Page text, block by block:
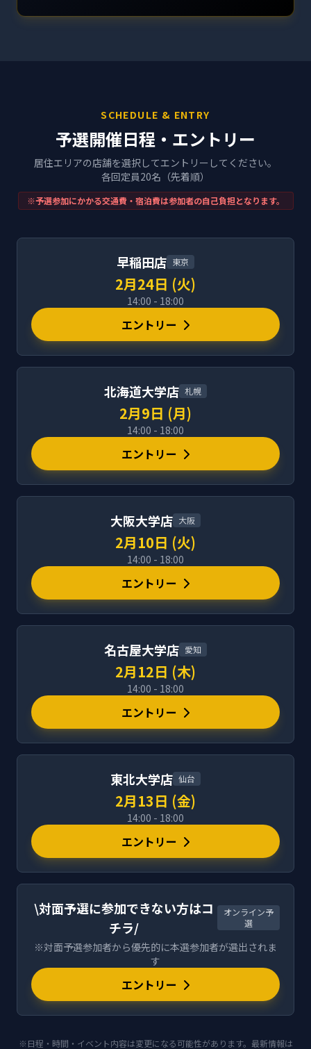
SCHEDULE & ENTRY
予選開催日程・エントリー
居住エリアの店舗を選択してエントリーしてください。
各回定員20名（先着順）
※予選参加にかかる交通費・宿泊費は参加者の自己負担となります。
早稲田店 東京
2月24日 (火)
14:00 - 18:00
エントリー
北海道大学店 札幌
2月9日 (月)
14:00 - 18:00
エントリー
大阪大学店 大阪
2月10日 (火)
14:00 - 18:00
エントリー
名古屋大学店 愛知
2月12日 (木)
14:00 - 18:00
エントリー
東北大学店 仙台
2月13日 (金)
14:00 - 18:00
エントリー
\対面予選に参加できない方はコ
チラ/
オンライン予
選
※対面予選参加者から優先的に本選参加者が選出されま
す
エントリー
※日程・時間・イベント内容は変更になる可能性があります。最新情報は